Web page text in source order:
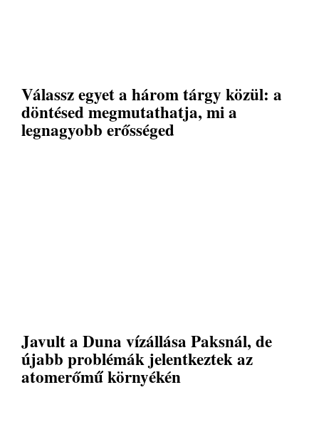
Válassz egyet a három tárgy közül: a
döntésed megmutathatja, mi a
legnagyobb erősséged
Javult a Duna vízállása Paksnál, de
újabb problémák jelentkeztek az
atomerőmű környékén